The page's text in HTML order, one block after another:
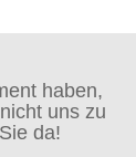
haben,
uns zu
da!